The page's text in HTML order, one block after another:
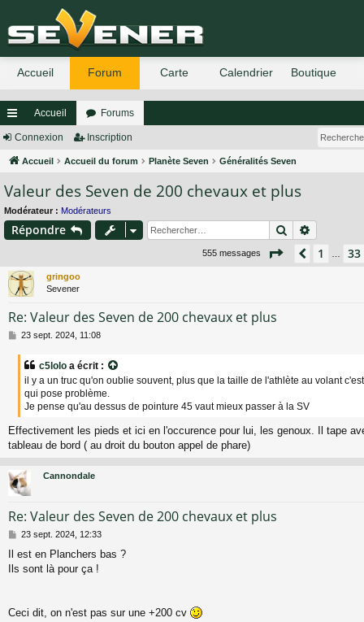
ac
co
ur
ci
Accueil Forums
Connexion Inscription
Accueil Accueil du forum Planète Seven Généralités Seven
Valeur des Seven de 200 chevaux et plus
Modérateur : Modérateurs
Répondre Rechercher
555 messages Page 36 sur37
1 33
gringoo
Sevener
Re: Valeur des Seven de 200 chevaux et plus
M
23 sept. 2024, 11:08
c5lolo a écrit :
il y a un truc qu'on oublie souvent, plus que la taille de l'athlète au volant
qui pose problème.
Je pense qu'au dessus de pointure 45 vaut mieux passer à la SV
Effectivement les pieds et ici en l'occurence pour lui, les genoux. Il tape
tableau de bord ( au droit du bouton appel de phare)
Cannondale
Re: Valeur des Seven de 200 chevaux et plus
M
s
s
23 sept. 2024, 12:33
Il est en Planchers bas ?
Ils sont là pour ça !
Ceci dit, on n'est pas sur une +200 cv